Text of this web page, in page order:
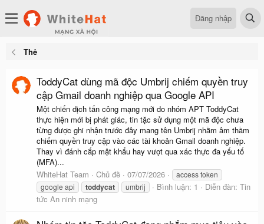
Đăng nhập
Thẻ
ToddyCat dùng mã độc Umbrij chiếm quyền truy
cập Gmail doanh nghiệp qua Google API
Một chiến dịch tấn công mạng mới do nhóm APT ToddyCat
thực hiện mới bị phát giác, tin tặc sử dụng một mã độc chưa
từng được ghi nhận trước đây mang tên Umbrij nhằm âm thầm
chiếm quyền truy cập vào các tài khoản Gmail doanh nghiệp.
Thay vì đánh cắp mật khẩu hay vượt qua xác thực đa yếu tố
(MFA)...
WhiteHat Team
Chủ đề 07/07/2026
access token
google api
toddycat umbrij Bình luận: 1 Diễn đàn: Tin
tức An ninh mạng